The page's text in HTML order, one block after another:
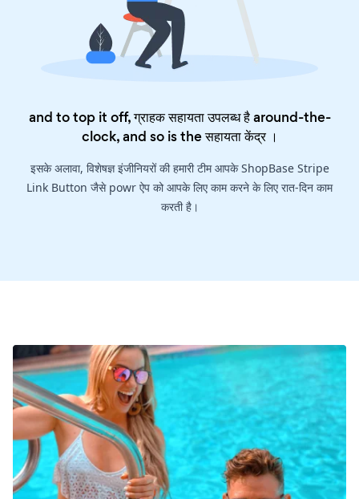
and to top it off, ग्राहक सहायता उपलब्ध है around-the-
clock, and so is theसहायता केंद्र।
इसके अलावा, विशेषज्ञ इंजीनियरों की हमारी टीम आपके ShopBase Stripe
Link Button जैसे powr ऐप को आपके लिए काम करने के लिए रात-दिन काम
करती है।